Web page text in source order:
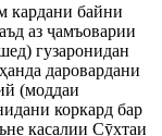
кардани байни
аз ҷамъоварии
гузаронидан
даровардани
(моддаи
коркард бар
касалии Сӯхтаи